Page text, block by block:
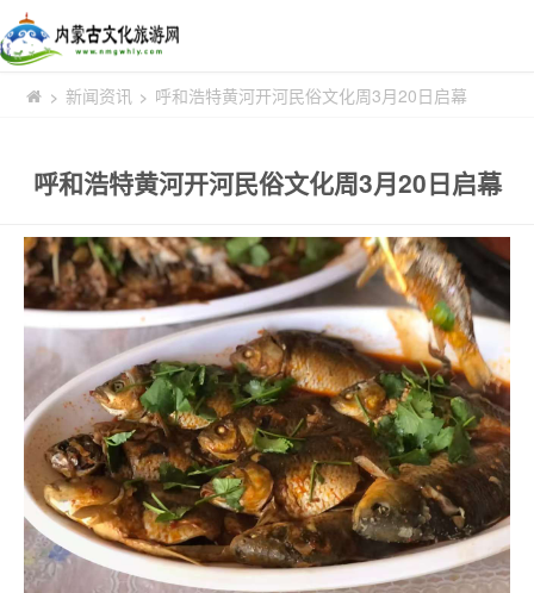
> 新闻资讯 > 呼和浩特黄河开河民俗文化周3月20日启幕
呼和浩特黄河开河民俗文化周3月20日启幕